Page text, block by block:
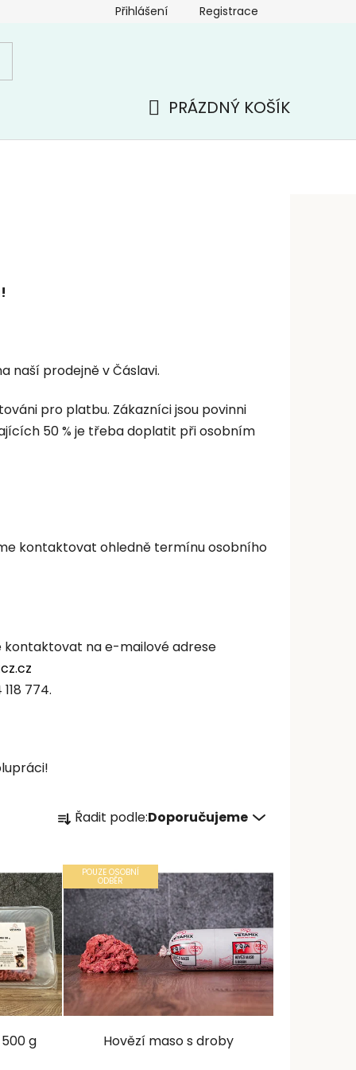
Přihlášení Registrace
PRÁZDNÝ KOŠÍK
naší prodejně v Čáslavi.
pro platbu. Zákazníci jsou povinni
50 % je třeba doplatit při osobním
kontaktovat ohledně termínu osobního
kontaktovat na e-mailové adrese
774.
a
e
n
í
p
r
o
d
u
Řadit podle:Doporučujeme
g
POUZE OSOBNÍ
ODBĚR
Hovězí maso s droby